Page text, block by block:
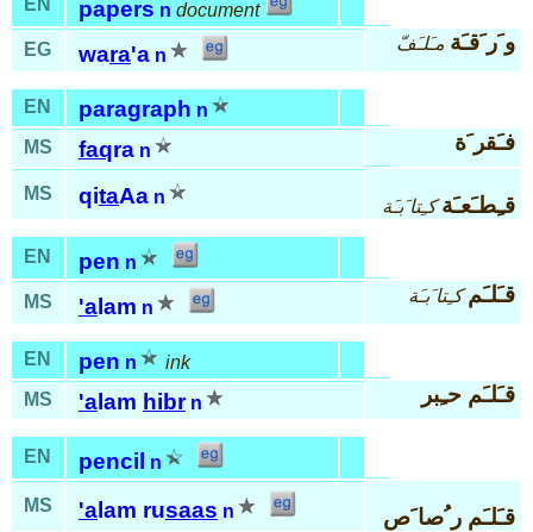
EN papers n document
EG
wara'a n
و َر َقـَة مـَلـَفّ
EN paragraph n
MS
faqra n فـَقر َة
MS qitaAa n قـِطـَعـَة كـِتا َبـَة
EN pen n
MS
'a lam n
قـَلـَم كـِتا َبـَة
EN pen n
ink
MS
'a lam hibr n قـَلـَم حـِبر
EN pencil n
MS 'a lam rusaas n قـَلـَم ر ُصا َص